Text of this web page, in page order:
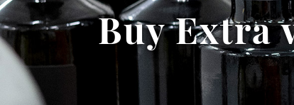
Buy Extra